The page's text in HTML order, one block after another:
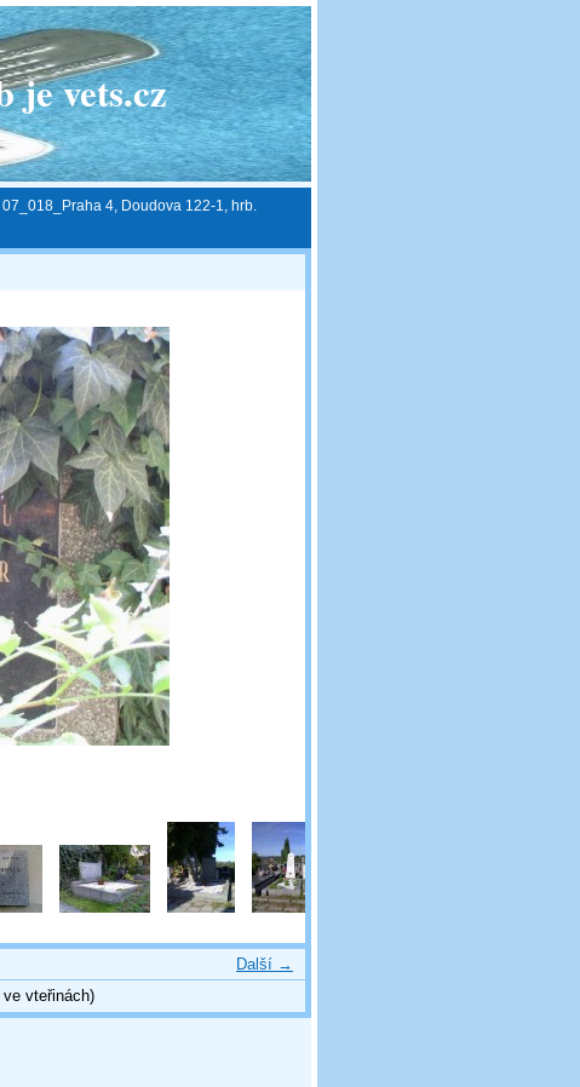
je vets.cz
07_018_Praha 4, Doudova 122-1, hrb.
Další →
vteřinách)